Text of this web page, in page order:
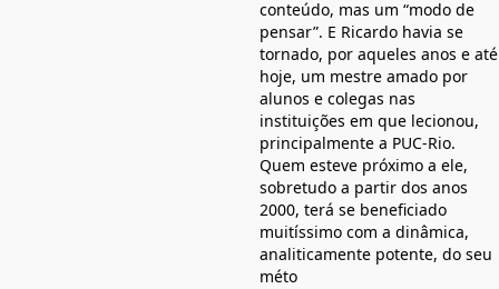
conteúdo, mas um “modo de
pensar”. E Ricardo havia se
tornado, por aqueles anos e até
hoje, um mestre amado por
alunos e colegas nas
instituições em que lecionou,
principalmente a PUC-Rio.
Quem esteve próximo a ele,
sobretudo a partir dos anos
2000, terá se beneficiado
muitíssimo com a dinâmica,
analiticamente potente, do seu
méto